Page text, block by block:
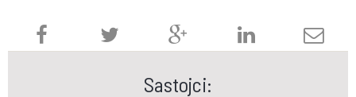
Sastojci: